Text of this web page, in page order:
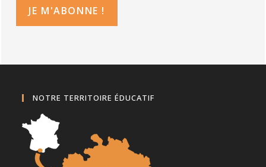
NOTRE TERRITOIRE ÉDUCATIF